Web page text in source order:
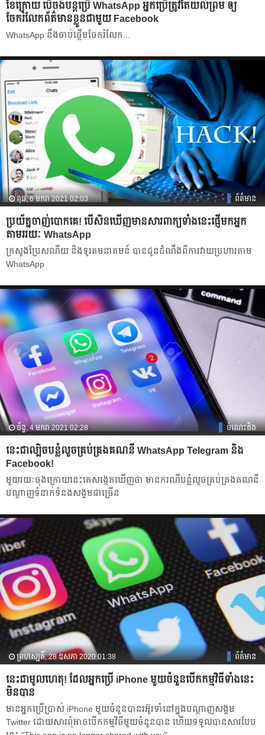
ខែក្រោយ បើចង់បន្តប្រើ WhatsApp អ្នកប្រើត្រូវតែយល់ព្រម ឲ្យ
ចែករំលែកព័ត៌មានខ្លួនជាមួយ Facebook
​WhatsApp នឹង​ចាប់​ផ្ដើម​ចែក​រំលែក...
ពុធ, 6 មករា 2021 02:03 ព័ត៌មាន
ប្រយ័ត្នចាញ់បោកគេ! បើសិនឃើញមានសារពាក្យទាំងនេះផ្ញើមកអ្នក
តាមររយៈ WhatsApp
ក្រសួងប្រៃសណីយ និងទូរគមនាគមន៍ បាន​ជូន​ដំណឹង​ពី​ការ​វាយ​ប្រហារ​តាម
WhatsApp
ច័ន្ទ, 4 មករា 2021 02:28 ចំណេះដឹង
នេះជាល្បិចបន្លំលួចគ្រប់គ្រងគណនី WhatsApp Telegram និង
Facebook!
មួយរយៈ​ចុងក្រោយ​នេះគេ​សង្កេតឃើញថា មានករណីបន្លំលួចគ្រប់គ្រងគណនី
បណ្តាញទំនាក់​ទំនង​សង្គមជា​ច្រើន​
ព្រហស្បតិ៍, 28 ឧសភា 2020 01:38 ព័ត៌មាន
នេះជាមូលហេតុ! ដែលអ្នកប្រើ iPhone មួយចំនួនបើកកម្មវិធីទាំងនេះ
មិនបាន
មានអ្នកប្រើប្រាស់ iPhone មួយចំនួនបានរអ៊ូរទាំនៅក្នុងបណ្ដាញសង្គម
Twitter ដោយសារពុំអាចបើកកម្មវិធីមួយចំនួនបាន ហើយទទួលបានសារបែប